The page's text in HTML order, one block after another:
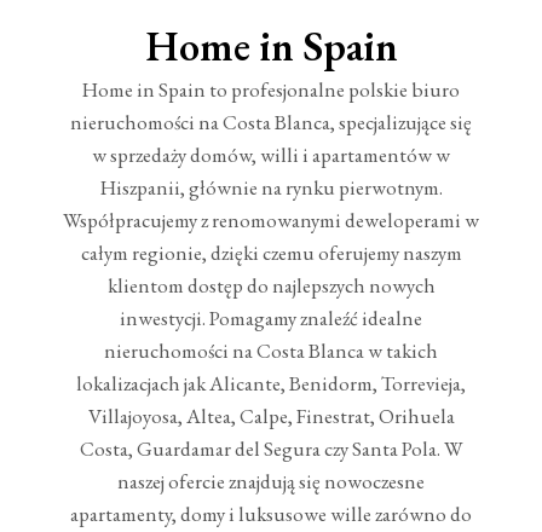
Home in Spain
Home in Spain to profesjonalne polskie biuro
nieruchomości na Costa Blanca, specjalizujące się
w sprzedaży domów, willi i apartamentów w
Hiszpanii, głównie na rynku pierwotnym.
Współpracujemy z renomowanymi deweloperami w
całym regionie, dzięki czemu oferujemy naszym
klientom dostęp do najlepszych nowych
inwestycji. Pomagamy znaleźć idealne
nieruchomości na Costa Blanca w takich
lokalizacjach jak Alicante, Benidorm, Torrevieja,
Villajoyosa, Altea, Calpe, Finestrat, Orihuela
Costa, Guardamar del Segura czy Santa Pola. W
naszej ofercie znajdują się nowoczesne
apartamenty, domy i luksusowe wille zarówno do